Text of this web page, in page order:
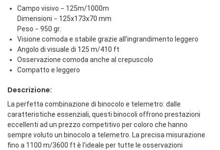
Campo visivo − 125m/1000m
Dimensioni − 125x173x70 mm
Peso − 950 gr.
Visione comoda e stabile grazie all’ingrandimento leggero
Angolo di visuale di 125 m/410 ft
Osservazione comoda anche al crepuscolo
Compatto e leggero
Descrizione:
La perfetta combinazione di binocolo e telemetro: dalle
caratteristiche essenziali, questi binocoli offrono prestazioni
eccellenti ad un prezzo competitivo per coloro che hanno
sempre voluto un binocolo a telemetro. La precisa misurazione
fino a 1100 m/3600 ft è l’ideale per tutte le osservazioni